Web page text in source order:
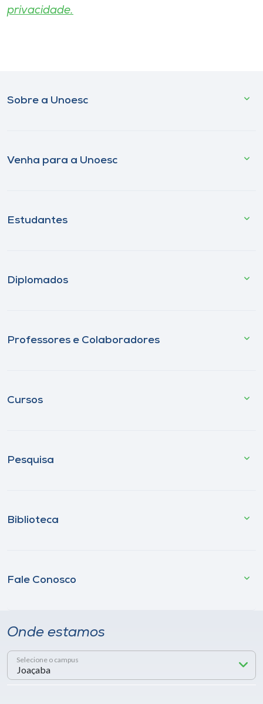
privacidade.
Sobre a Unoesc
Venha para a Unoesc
Estudantes
Diplomados
Professores e Colaboradores
Cursos
Pesquisa
Biblioteca
Fale Conosco
Onde estamos
Selecione o campus